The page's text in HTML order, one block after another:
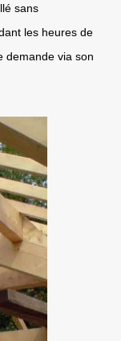
sans
les heures de
demande via son